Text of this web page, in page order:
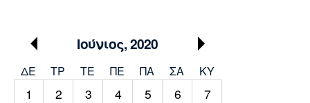
Μπαρτσελόνα
Ρεάλ
Ατλέτικο
Ιούνιος, 2020
ΔΕ ΤΡ TΕ ΠΕ ΠΑ ΣΑ ΚΥ
1 2 3 4 5 6
7